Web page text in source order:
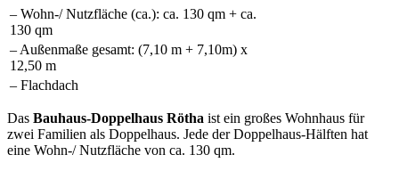
– Wohn-/ Nutzfläche (ca.): ca. 130 qm + ca.
130 qm
– Außenmaße gesamt: (7,10 m + 7,10m) x
12,50 m
– Flachdach
Das Bauhaus-Doppelhaus Rötha ist ein großes Wohnhaus für
zwei Familien als Doppelhaus. Jede der Doppelhaus-Hälften hat
eine Wohn-/ Nutzfläche von ca. 130 qm.